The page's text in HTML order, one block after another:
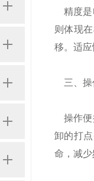
精度是
则体现
移。适
三、操
操作便
卸的打
命，减